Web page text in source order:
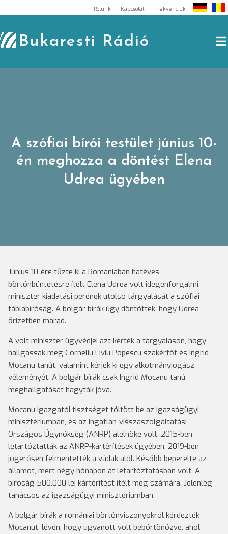
to
content
Rólunk Kapcsolat Frekvenciák
Bukaresti Rádió
A szófiai bírói testület június 10-
én meghozza a döntést Elena
Udrea ügyében
Június 10-ére tűzte ki a Romániában hatéves
börtönbüntetésre ítélt Elena Udrea volt idegenforgalmi
miniszter kiadatási perének utolsó tárgyalását a szófiai
táblabíróság. A bolgár bírák úgy döntöttek, hogy Udrea
őrizetben marad.
A volt miniszter ügyvédjei azt kérték a tárgyaláson, hogy
hallgassák meg Corneliu Liviu Popescu szakértőt és Ingrid
Mocanu tanút, valamint kérjék ki egy alkotmányjogász
véleményét. A bolgár bírák csak Ingrid Mocanu tanú
meghallgatását hagyták jóvá.
Mocanu igazgatói tisztséget töltött be az igazságügyi
minisztériumban, és az Ingatlan-visszaszolgáltatási
Országos Ügynökség (ANRP) alelnöke volt. 2015-ben
letartóztatták az ANRP-kártérítések ügyében, 2019-ben
jogerősen felmentették a vádak alól. Később beperelte az
államot, mert négy hónapon át letartóztatásban volt. A
bíróság 500.000 lej kártérítést ítélt meg számára. Jelenleg
tanácsos az igazságügyi minisztériumban.
A bolgár bírák a romániai börtönviszonyokról kérdezték
Mocanut, lévén, hogy ugyanott volt bebörtönözve, ahol